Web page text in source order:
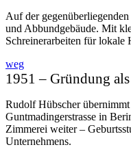
Auf der gegenüberliegenden
und Abbundgebäude. Mit
Schreinerarbeiten für lokale
weg
1951 – Gründung
Rudolf Hübscher
Guntmadingerstrasse in
Zimmerei weiter –
Unternehmens.